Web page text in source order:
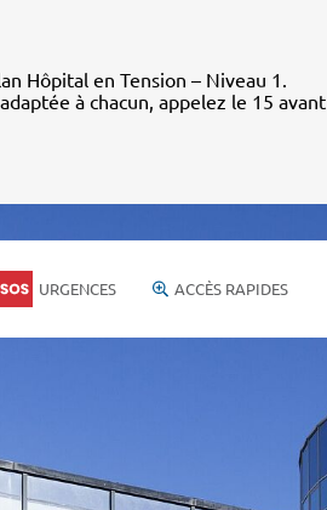
Hôpital en Tension – Niveau 1.
à chacun, appelez le 15 avant
URGENCES ACCÈS RAPIDES